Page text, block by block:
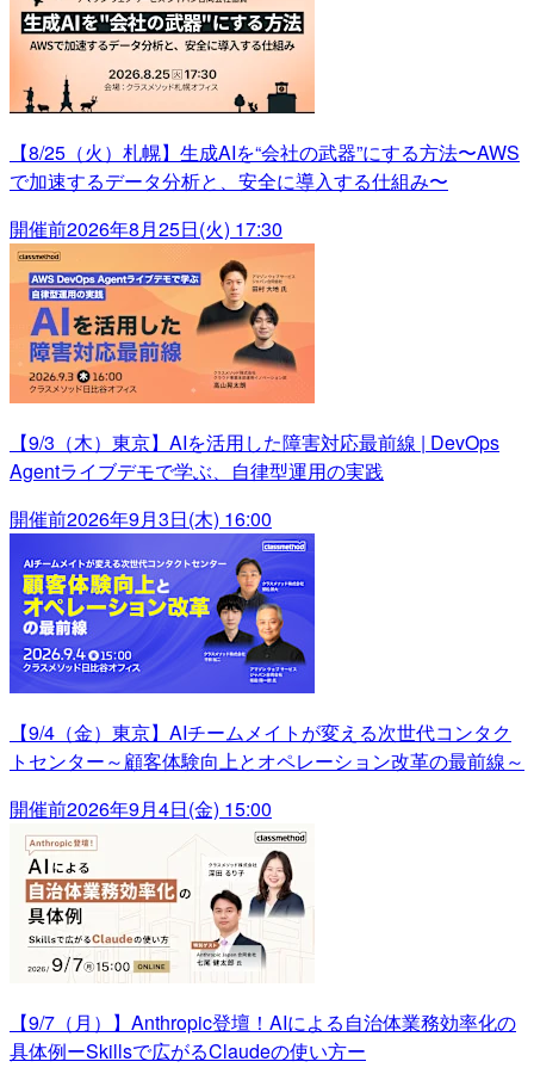
【8/25（火）札幌】生成AIを“会社の武器”にする方法〜AWS
で加速するデータ分析と、安全に導入する仕組み〜
開催前2026年8月25日(火) 17:30
【9/3（木）東京】AIを活用した障害対応最前線 | DevOps
Agentライブデモで学ぶ、自律型運用の実践
開催前2026年9月3日(木) 16:00
【9/4（金）東京】AIチームメイトが変える次世代コンタク
トセンター～顧客体験向上とオペレーション改革の最前線～
開催前2026年9月4日(金) 15:00
【9/7（月）】Anthropic登壇！AIによる自治体業務効率化の
具体例ーSkillsで広がるClaudeの使い方ー